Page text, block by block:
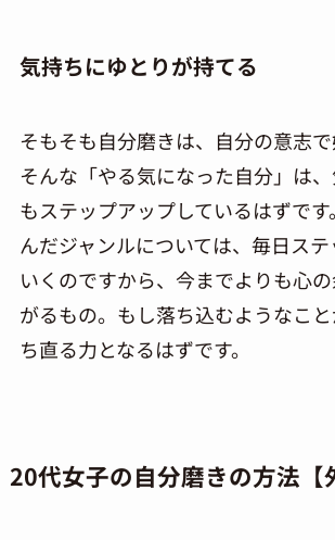
気持ちにゆとりが持てる
そもそも自分磨きは、自分の意志で
そんな「やる気になった自分」は
もステップアップしているはずで
んだジャンルについては、毎日ス
いくのですから、今までよりも心
がるもの。もし落ち込むようなこ
ち直る力となるはずです。
20代女子の自分磨きの方法【